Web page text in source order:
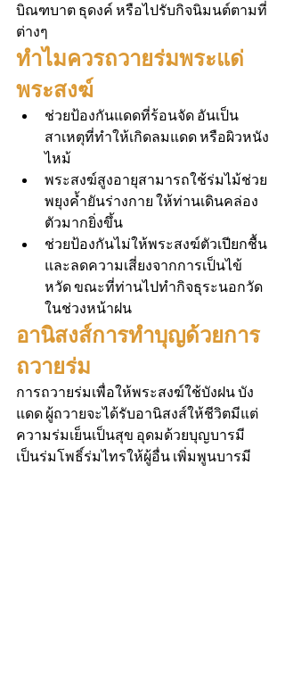
บิณฑบาต ธุดงค์ หรือไปรับกิจนิมนต์ตามที่
ต่างๆ
ทำไมควรถวายร่มพระแด่
พระสงฆ์
ช่วยป้องกันแดดที่ร้อนจัด อันเป็น
สาเหตุที่ทำให้เกิดลมแดด หรือผิวหนัง
ไหม้
พระสงฆ์สูงอายุสามารถใช้ร่มไม้ช่วย
พยุงค้ำยันร่างกาย ให้ท่านเดินคล่อง
ตัวมากยิ่งขึ้น
ช่วยป้องกันไม่ให้พระสงฆ์ตัวเปียกชื้น
และลดความเสี่ยงจากการเป็นไข้
หวัด ขณะที่ท่านไปทำกิจธุระนอกวัด
ในช่วงหน้าฝน
อานิสงส์การทำบุญด้วยการ
ถวายร่ม
การถวายร่มเพื่อให้พระสงฆ์ใช้บังฝน บัง
แดด ผู้ถวายจะได้รับอานิสงส์ให้ชีวิตมีแต่
ความร่มเย็นเป็นสุข อุดมด้วยบุญบารมี
เป็นร่มโพธิ์ร่มไทรให้ผู้อื่น เพิ่มพูนบารมี